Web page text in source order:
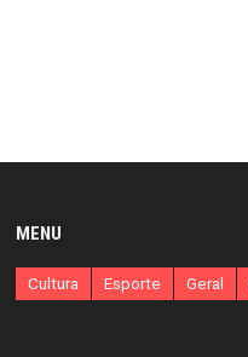
MENU
Cultura Esporte Geral